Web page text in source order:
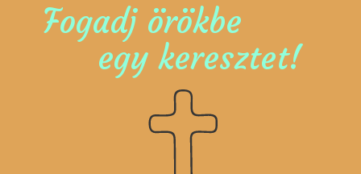
Fogadj örökbe
egy keresztet!